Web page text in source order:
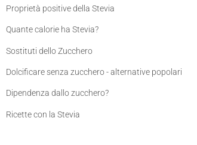
Proprietà positive della Stevia
Quante calorie ha Stevia?
Sostituti dello Zucchero
Dolcificare senza zucchero - alternative popolari
Dipendenza dallo zucchero?
Ricette con la Stevia